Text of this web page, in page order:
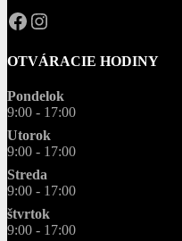
OPAL.drahokamy
opal.drahokamy
OTVÁRACIE HODINY
Pondelok
9:00 - 17:00
Utorok
9:00 - 17:00
Streda
9:00 - 17:00
štvrtok
9:00 - 17:00